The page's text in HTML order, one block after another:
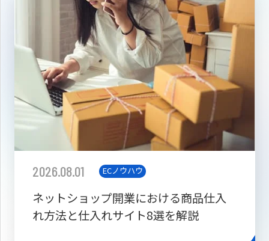
2026.08.01 ECノウハウ
ネットショップ開業における商品仕入
れ方法と仕入れサイト8選を解説